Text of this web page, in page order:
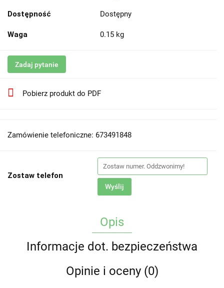
Dostępność Dostępny
Waga 0.15 kg
Zadaj pytanie
Pobierz produkt do PDF
Zamówienie telefoniczne: 673491848
Zostaw telefon
Wyślij
Opis
Informacje dot. bezpieczeństwa
Opinie i oceny (0)